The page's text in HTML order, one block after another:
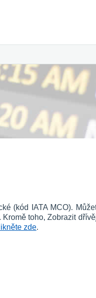
(kód IATA MCO).
toho, Zobrazit
zde.